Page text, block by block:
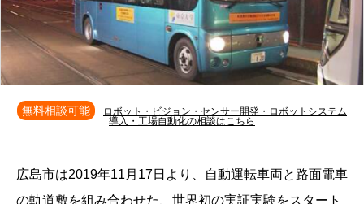
無料相談可能
ロボット・ビジョン・センサー開発・ロボットシステム
導入・工場自動化の相談はこちら
広島市は2019年11月17日より、自動運転車両と路面電車
の軌道敷を組み合わせた、世界初の実証実験をスタート